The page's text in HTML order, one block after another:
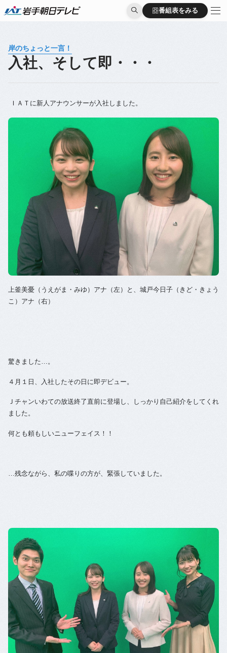
番組表をみる
番組表をみる
岸のちょっと一言！
入社、そして即・・・
ＩＡＴに新人アナウンサーが入社しました。
上釜美憂（うえがま・みゆ）アナ（左）と、城戸今日子（きど・きょう
こ）アナ（右）
驚きました…。
４月１日、入社したその日に即デビュー。
Ｊチャンいわての放送終了直前に登場し、しっかり自己紹介をしてくれ
ました。
何とも頼もしいニューフェイス！！
…残念ながら、私の喋りの方が、緊張していました。